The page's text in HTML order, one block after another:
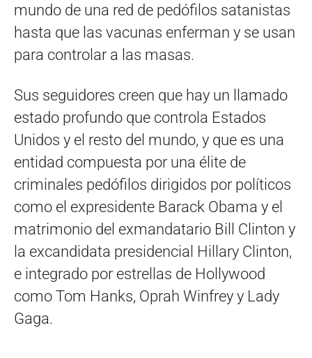
mundo de una red de pedófilos satanistas
hasta que las vacunas enferman y se usan
para controlar a las masas.
Sus seguidores creen que hay un llamado
estado profundo que controla Estados
Unidos y el resto del mundo, y que es una
entidad compuesta por una élite de
criminales pedófilos dirigidos por políticos
como el expresidente Barack Obama y el
matrimonio del exmandatario Bill Clinton y
la excandidata presidencial Hillary Clinton,
e integrado por estrellas de Hollywood
como Tom Hanks, Oprah Winfrey y Lady
Gaga.